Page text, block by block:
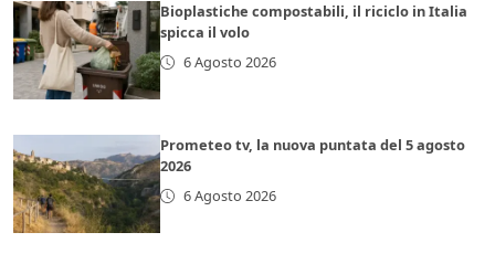
Bioplastiche compostabili, il riciclo in Italia
spicca il volo
6 Agosto 2026
Prometeo tv, la nuova puntata del 5 agosto
2026
6 Agosto 2026